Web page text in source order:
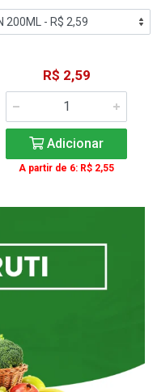
R$ 2,59
Adicionar
A partir de 6: R$ 2,55